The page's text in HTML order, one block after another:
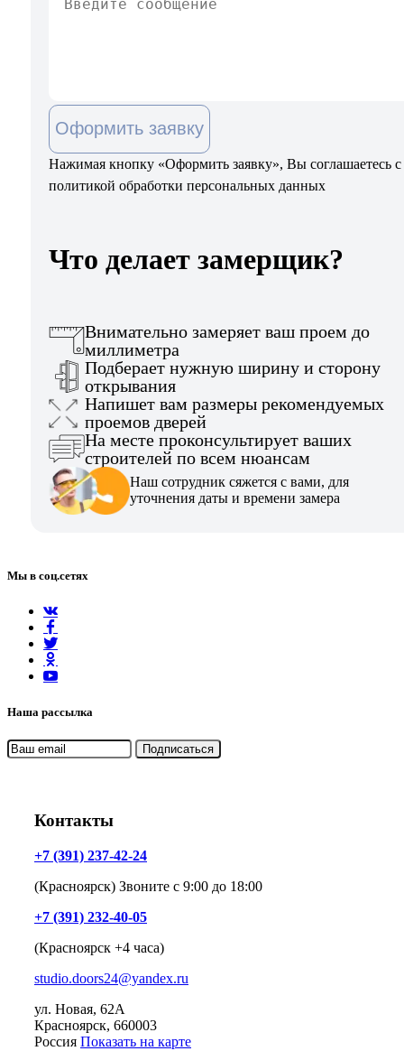
Оформить заявку
Нажимая кнопку «Оформить заявку», Вы соглашаетесь с
политикой обработки персональных данных
Что делает замерщик?
Внимательно замеряет ваш проем до
миллиметра
Подберает нужную ширину и сторону
открывания
Напишет вам размеры рекомендуемых
проемов дверей
На месте проконсультирует ваших
строителей по всем нюансам
Наш сотрудник сяжется с вами, для
уточнения даты и времени замера
Мы в соц.сетях
Наша рассылка
Контакты
+7 (391) 237-42-24
(Красноярск) Звоните с 9:00 до 18:00
+7 (391) 232-40-05
(Красноярск +4 часа)
studio.doors24@yandex.ru
ул. Новая, 62А
Красноярск, 660003
Россия Показать на карте